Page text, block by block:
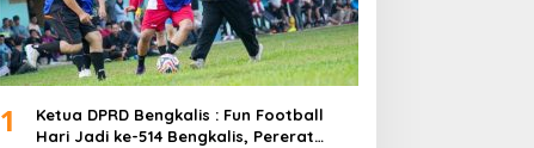
1
Ketua DPRD Bengkalis : Fun Football
Hari Jadi ke-514 Bengkalis, Pererat